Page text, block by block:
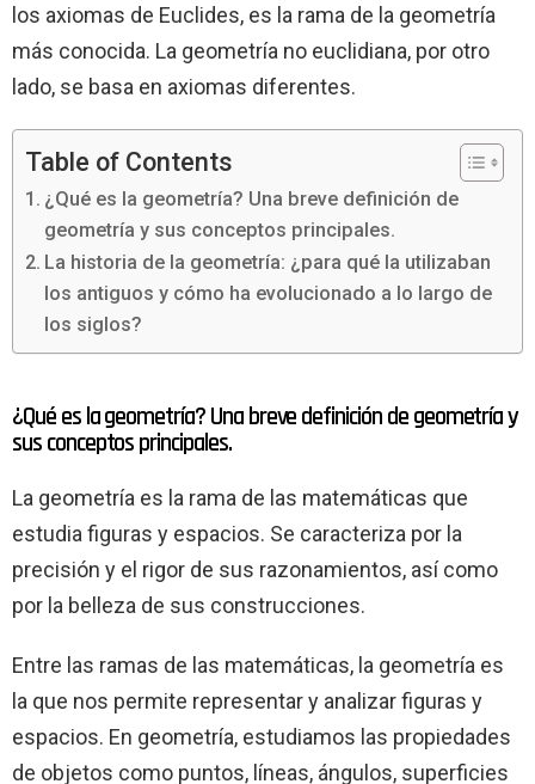
los axiomas de Euclides, es la rama de la geometría
más conocida. La geometría no euclidiana, por otro
lado, se basa en axiomas diferentes.
Table of Contents
¿Qué es la geometría? Una breve definición de
geometría y sus conceptos principales.
La historia de la geometría: ¿para qué la utilizaban
los antiguos y cómo ha evolucionado a lo largo de
los siglos?
¿Qué es la geometría? Una breve definición de geometría y
sus conceptos principales.
La geometría es la rama de las matemáticas que
estudia figuras y espacios. Se caracteriza por la
precisión y el rigor de sus razonamientos, así como
por la belleza de sus construcciones.
Entre las ramas de las matemáticas, la geometría es
la que nos permite representar y analizar figuras y
espacios. En geometría, estudiamos las propiedades
de objetos como puntos, líneas, ángulos, superficies